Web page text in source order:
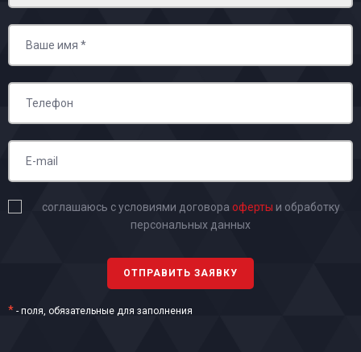
соглашаюсь с условиями договора оферты и обработку
персональных данных
* - поля, обязательные для заполнения